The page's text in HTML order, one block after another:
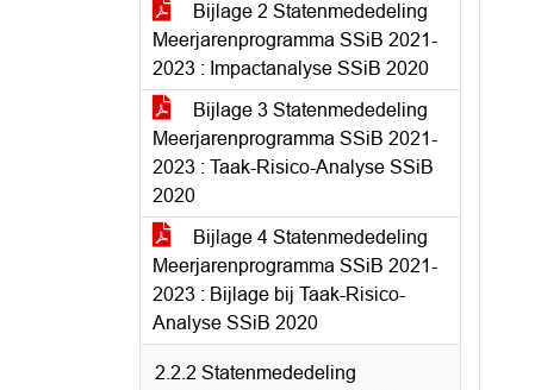
Bijlage 2 Statenmededeling
Meerjarenprogramma SSiB 2021-
2023 : Impactanalyse SSiB 2020
Bijlage 3 Statenmededeling
Meerjarenprogramma SSiB 2021-
2023 : Taak-Risico-Analyse SSiB
2020
Bijlage 4 Statenmededeling
Meerjarenprogramma SSiB 2021-
2023 : Bijlage bij Taak-Risico-
Analyse SSiB 2020
2.2.2 Statenmededeling